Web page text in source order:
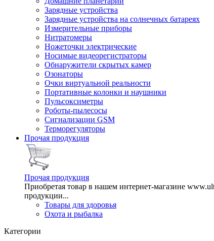
Зарядные устройства
Зарядные устройства на солнечных батареях
Измерительные приборы
Нитратомеры
Ножеточки электрические
Носимые видеорегистраторы
Обнаружители скрытых камер
Озонаторы
Очки виртуальной реальности
Портативные колонки и наушники
Пульсоксиметры
Роботы-пылесосы
Сигнализации GSM
Терморегуляторы
Прочая продукция
Прочая продукция
Приобретая товар в нашем интернет-магазине
продукции...
Товары для здоровья
Охота и рыбалка
Категории